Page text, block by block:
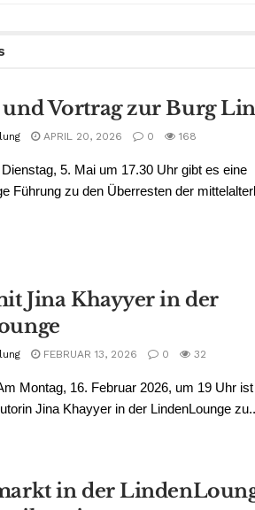
Vortrag zur Burg
APRIL 20, 2026 0 168
5. Mai um 17.30 Uhr gibt es eine
Führung zu den Überresten der
Jina Khayyer in der
FEBRUAR 13, 2026 0 32
Montag, 16. Februar 2026, um 19 Uhr
Jina Khayyer in der LindenLounge
in der